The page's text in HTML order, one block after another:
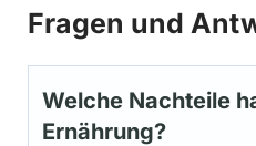
Fragen und
Welche Nachteile
Ernährung?